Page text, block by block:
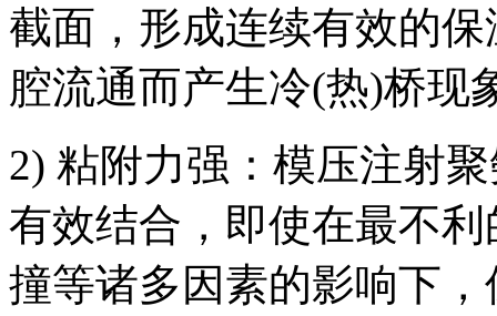
截面，形成连续有效的
腔流通而产生冷(热)桥现
2) 粘附力强：模压注射
有效结合，即使在最不
撞等诸多因素的影响下